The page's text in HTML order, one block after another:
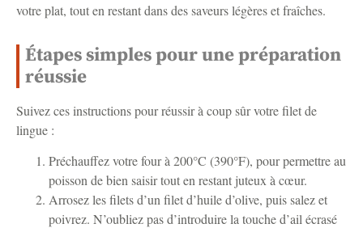
votre plat, tout en restant dans des saveurs légères et fraîches.
Étapes simples pour une préparation
réussie
Suivez ces instructions pour réussir à coup sûr votre filet de
lingue :
Préchauffez votre four à 200°C (390°F), pour permettre au
poisson de bien saisir tout en restant juteux à cœur.
Arrosez les filets d’un filet d’huile d’olive, puis salez et
poivrez. N’oubliez pas d’introduire la touche d’ail écrasé